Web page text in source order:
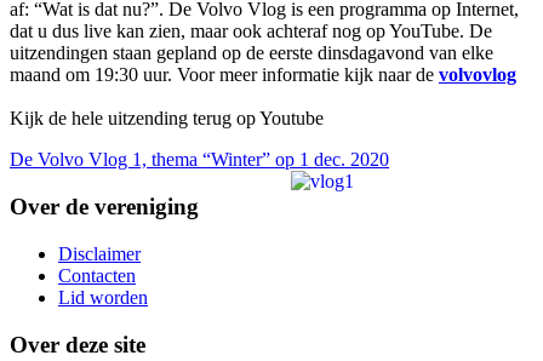
af: “Wat is dat nu?”. De Volvo Vlog is een programma op Internet,
dat u dus live kan zien, maar ook achteraf nog op YouTube. De
uitzendingen staan gepland op de eerste dinsdagavond van elke
maand om 19:30 uur. Voor meer informatie kijk naar de volvovlog
Kijk de hele uitzending terug op Youtube
De Volvo Vlog 1, thema “Winter” op 1 dec. 2020
Over de vereniging
Disclaimer
Contacten
Lid worden
Over deze site